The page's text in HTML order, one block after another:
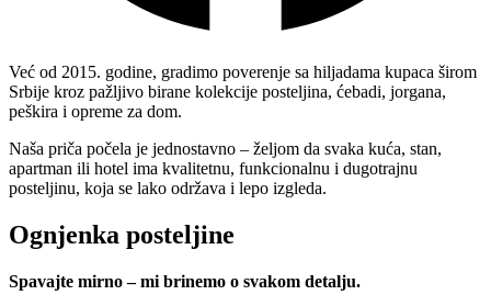
Već od 2015. godine, gradimo poverenje sa hiljadama kupaca širom
Srbije kroz pažljivo birane kolekcije posteljina, ćebadi, jorgana,
peškira i opreme za dom.
Naša priča počela je jednostavno – željom da svaka kuća, stan,
apartman ili hotel ima kvalitetnu, funkcionalnu i dugotrajnu
posteljinu, koja se lako održava i lepo izgleda.
Ognjenka posteljine
Spavajte mirno – mi brinemo o svakom detalju.